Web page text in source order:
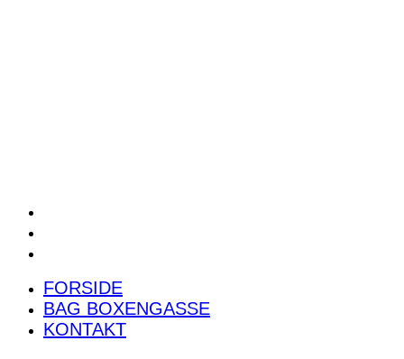
FORSIDE
BAG BOXENGASSE
KONTAKT